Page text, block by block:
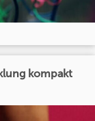
kompakt